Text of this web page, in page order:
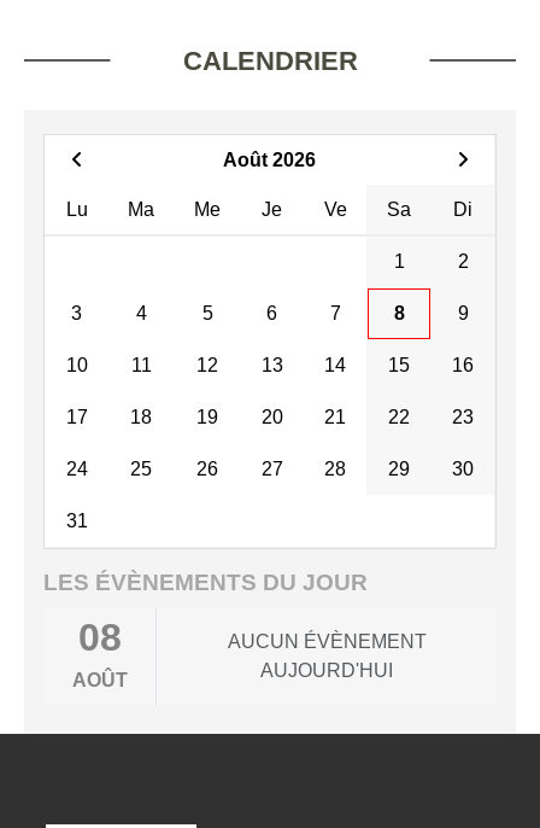
CALENDRIER
Août 2026
Lu Ma Me Je Ve Sa Di
1 2
3 4 5 6 7 8 9
10 11 12 13 14 15 16
17 18 19 20 21 22 23
24 25 26 27 28 29 30
31
LES ÉVÈNEMENTS DU JOUR
08
AOÛT
AUCUN ÉVÈNEMENT
AUJOURD'HUI